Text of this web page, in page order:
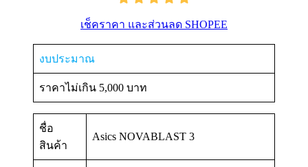
เช็คราคา และส่วนลด SHOPEE
งบประมาณ
ราคาไม่เกิน 5,000 บาท
ชื่อ
สินค้า
Asics NOVABLAST 3